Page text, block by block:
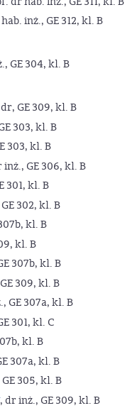
inż., GE 312, kl. B
GE 304, kl. B
GE 309, kl. B
303, kl. B
303, kl. B
inż., GE 306, kl. B
301, kl. B
302, kl. B
kl. B
kl. B
307b, kl. B
309, kl. B
GE 307a, kl. B
301, kl. C
kl. B
307a, kl. B
305, kl. B
, dr inż., GE 309, kl. B